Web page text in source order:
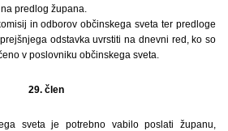
predlog župana.
in odborov občinskega sveta ter predloge
odstavka uvrstiti na dnevni red, ko so
v poslovniku občinskega sveta.
29. člen
sveta je potrebno vabilo poslati županu,